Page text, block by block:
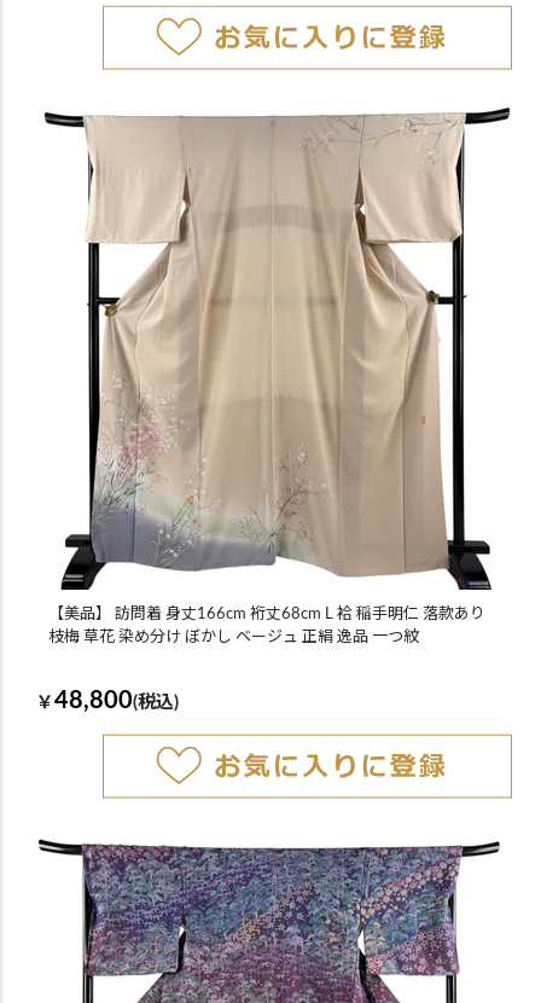
【美品】 訪問着 身丈166cm 裄丈68cm L 袷 稲手明仁 落款あり
枝梅 草花 染め分け ぼかし ベージュ 正絹 逸品 一つ紋
￥ 48,800(税込)